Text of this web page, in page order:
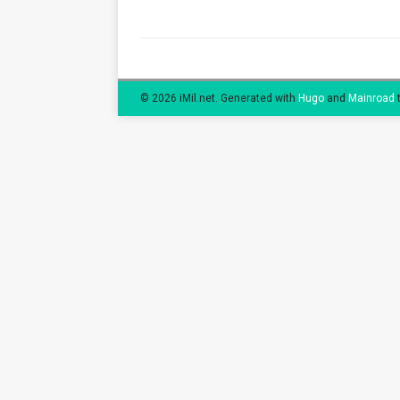
© 2026 iMil.net. Generated with Hugo and Mainroad